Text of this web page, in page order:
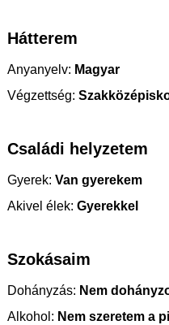
Hátterem
Anyanyelv: Magyar
Végzettség:
Családi helyzetem
Gyerek: Van gyerekem
Akivel élek: Gyerekkel
Szokásaim
Dohányzás: Nem
Alkohol: Nem szeretem a